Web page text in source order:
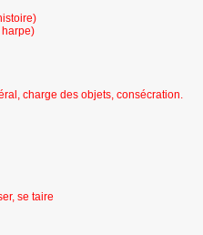
harpe)
charge des objets, consécration.
se taire